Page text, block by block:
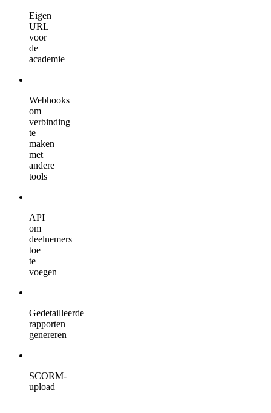
Eigen
URL
voor
de
academie
Webhooks
om
verbinding
te
maken
met
andere
tools
API
om
deelnemers
toe
te
voegen
Gedetailleerde
rapporten
genereren
SCORM-
upload